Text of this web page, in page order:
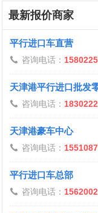
最新报价商家
平行进口车直营
 咨询电话：
天津港平行进口批发
 咨询电话：
天津港豪车中心
 咨询电话：
平行进口车总部
 咨询电话：